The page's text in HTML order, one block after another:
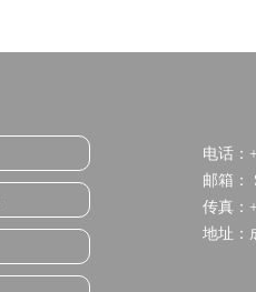
电话：
邮箱：
传真：
地址：